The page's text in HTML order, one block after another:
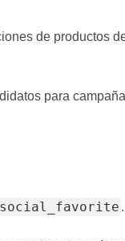
de productos
para
social_favorite .